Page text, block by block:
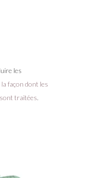
les
façon dont les
traitées.